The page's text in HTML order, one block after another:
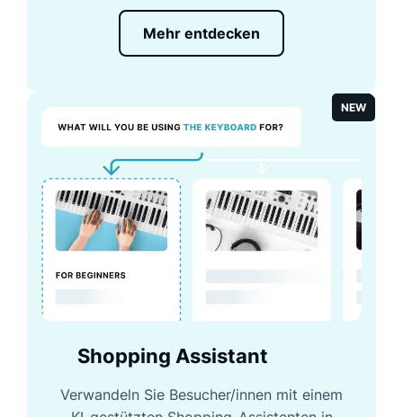
Mehr entdecken
NEW
Shopping Assistant
Verwandeln Sie Besucher/innen mit einem